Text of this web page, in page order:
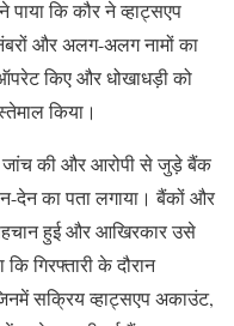
कि कौर ने व्हाट्सएप
और अलग-अलग नामों का
किए और धोखाधड़ी को
किया।
जांच की और आरोपी से जुड़े बैंक
देन का पता लगाया। बैंकों और
हुई और आखिरकार उसे
गिरफ्तारी के दौरान
सक्रिय व्हाट्सएप अकाउंट,